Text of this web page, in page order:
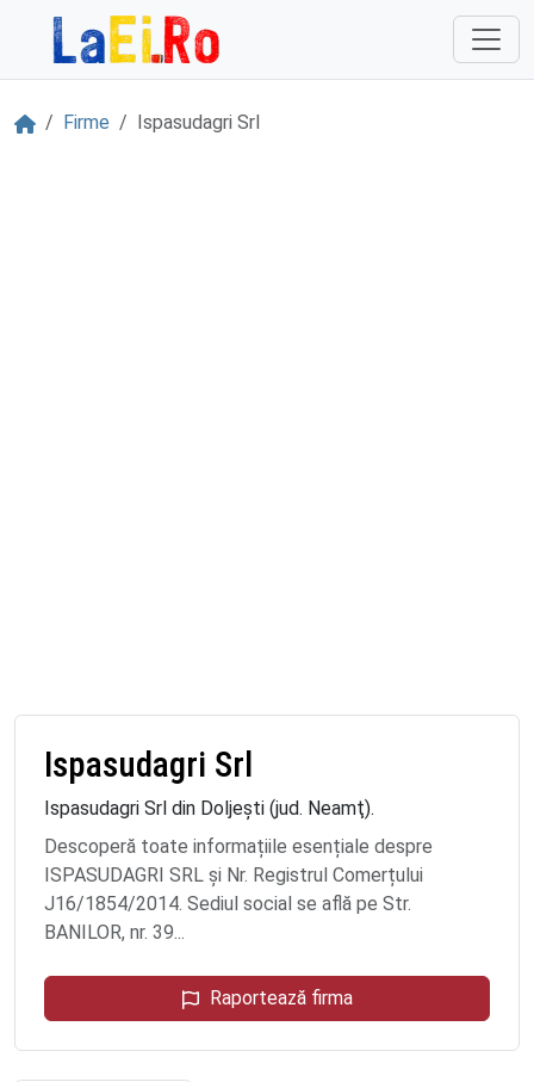
Sari la continut
AcasăFirme Ispasudagri Srl
Ispasudagri Srl
Ispasudagri Srl din Doljeşti (jud. Neamţ).
Descoperă toate informațiile esențiale despre
ISPASUDAGRI SRL și Nr. Registrul Comerțului
J16/1854/2014. Sediul social se află pe Str.
BANILOR, nr. 39...
Raportează firma